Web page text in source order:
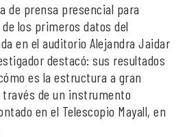
de prensa presencial para
los primeros datos del
en el auditorio Alejandra Jaidar
destacó: sus resultados
es la estructura a gran
través de un instrumento
en el Telescopio Mayall, en